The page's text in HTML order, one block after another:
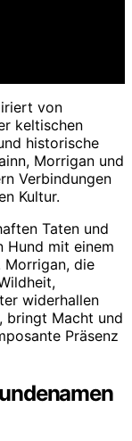
von
keltischen
historische
Morrigan und
Verbindungen
Kultur.
Taten und
Hund mit einem
Morrigan, die
widerhallen
bringt Macht und
Präsenz